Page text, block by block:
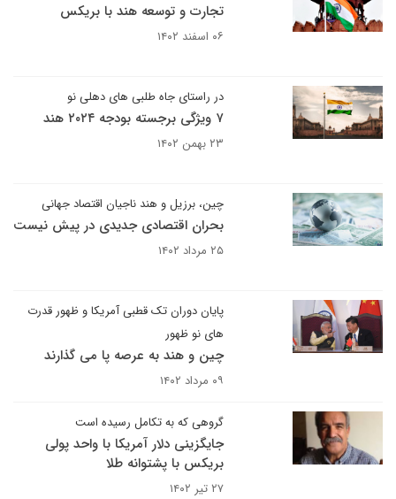
تجارت و توسعه هند با بریکس
۰۶ اسفند ۱۴۰۲
در راستای جاه طلبی های دهلی نو
۷ ویژگی برجسته بودجه ۲۰۲۴ هند
۲۳ بهمن ۱۴۰۲
چین، برزیل و هند ناجیان اقتصاد جهانی
بحران اقتصادی جدیدی در پیش نیست
۲۵ مرداد ۱۴۰۲
پایان دوران تک قطبی آمریکا و ظهور قدرت
های نو ظهور
چین و هند به عرصه پا می گذارند
۰۹ مرداد ۱۴۰۲
گروهی که به تکامل رسیده است
جایگزینی دلار آمریکا با واحد پولی
بریکس با پشتوانه طلا
۲۷ تیر ۱۴۰۲